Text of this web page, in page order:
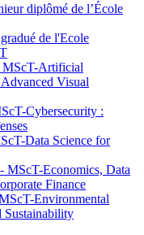
diplômé de l’École
de l'Ecole
Artificial
Visual
Cybersecurity :
Data Science for
Economics, Data
Finance
Environmental
Sustainability